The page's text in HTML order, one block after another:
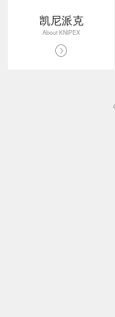
凯尼派克
About KNIPEX